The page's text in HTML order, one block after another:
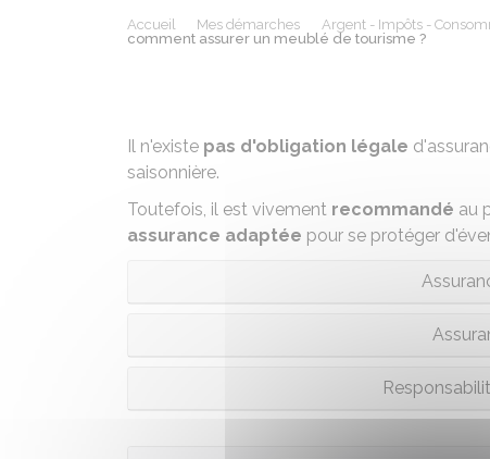
Accueil Mes démarches Argent - Impôts -
comment assurer un meublé de tourisme ?
Il n'existe pas d'obligation légale
saisonnière.
Toutefois, il est vivement recommandé au
assurance adaptée pour se protéger